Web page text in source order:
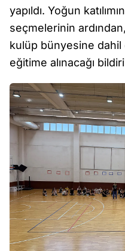
yapıldı. Yoğun
seçmelerinin
kulüp bünyesine
eğitime alınacağı